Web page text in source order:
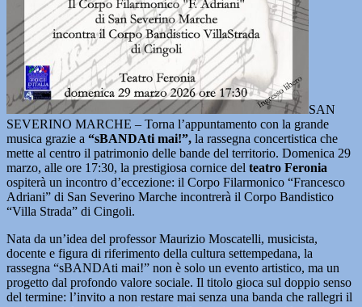
SAN
SEVERINO MARCHE – Torna l’appuntamento con la grande
musica grazie a “sBANDAti mai!”, la rassegna concertistica che
mette al centro il patrimonio delle bande del territorio. Domenica 29
marzo, alle ore 17:30, la prestigiosa cornice del teatro Feronia
ospiterà un incontro d’eccezione: il Corpo Filarmonico “Francesco
Adriani” di San Severino Marche incontrerà il Corpo Bandistico
“Villa Strada” di Cingoli.
Nata da un’idea del professor Maurizio Moscatelli, musicista,
docente e figura di riferimento della cultura settempedana, la
rassegna “sBANDAti mai!” non è solo un evento artistico, ma un
progetto dal profondo valore sociale. Il titolo gioca sul doppio senso
del termine: l’invito a non restare mai senza una banda che rallegri il